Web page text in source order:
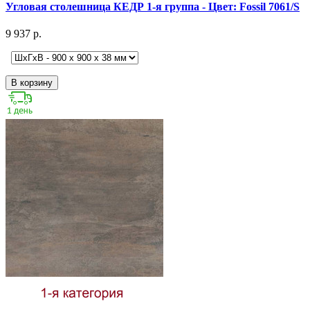
Угловая столешница КЕДР 1-я группа - Цвет: Fossil 7061/S
9 937 р.
В корзину